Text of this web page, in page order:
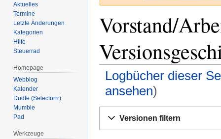
Vorstand/
Logbücher dieser
ansehen)
Navigation
Suche
Versionen filtern
Aktuelles
Termine
Letzte Änderungen
Kategorien
Hilfe
Steuerrad
Homepage
Webblog
Kalender
Dudle (Selectorrr)
Mumble
Pad
Werkzeuge